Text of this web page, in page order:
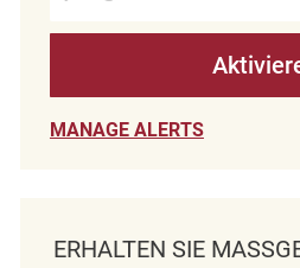
MANAGE ALERTS
ERHALTEN SIE